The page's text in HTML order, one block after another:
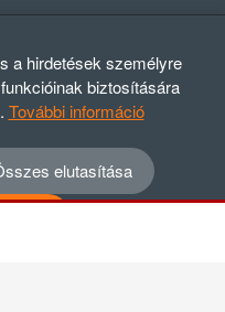
16:30
Kft.
Elállási nyilatkozat
a hirdetések személyre
biztosítására
További információ
elutasítása